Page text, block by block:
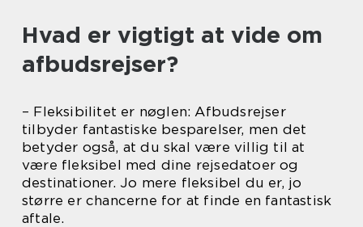
Hvad er vigtigt at vide om
afbudsrejser?
– Fleksibilitet er nøglen: Afbudsrejser
tilbyder fantastiske besparelser, men det
betyder også, at du skal være villig til at
være fleksibel med dine rejsedatoer og
destinationer. Jo mere fleksibel du er, jo
større er chancerne for at finde en fantastisk
aftale.